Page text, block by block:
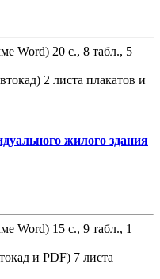
Word) 20 с., 8 табл., 5
2 листа плакатов и
жилого здания
Word) 15 с., 9 табл., 1
и PDF) 7 листа